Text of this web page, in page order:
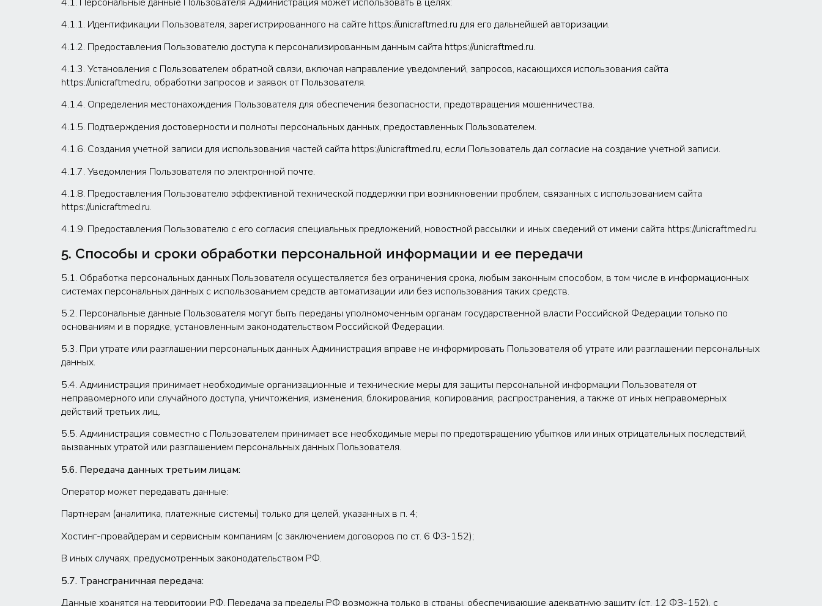
4.1.1. Идентификации Пользователя, зарегистрированного на сайте https://unicraftmed.ru для его дальнейшей авторизации.
4.1.2. Предоставления Пользователю доступа к персонализированным данным сайта https://unicraftmed.ru.
4.1.3. Установления с Пользователем обратной связи, включая направление уведомлений, запросов, касающихся использования сайта
https://unicraftmed.ru, обработки запросов и заявок от Пользователя.
4.1.4. Определения местонахождения Пользователя для обеспечения безопасности, предотвращения мошенничества.
4.1.5. Подтверждения достоверности и полноты персональных данных, предоставленных Пользователем.
4.1.6. Создания учетной записи для использования частей сайта https://unicraftmed.ru, если Пользователь дал согласие на создание учетной записи.
4.1.7. Уведомления Пользователя по электронной почте.
4.1.8. Предоставления Пользователю эффективной технической поддержки при возникновении проблем, связанных с использованием сайта
https://unicraftmed.ru.
4.1.9. Предоставления Пользователю с его согласия специальных предложений, новостной рассылки и иных сведений от имени сайта https://unicraftmed.ru.
5. Способы и сроки обработки персональной информации и ее передачи
5.1. Обработка персональных данных Пользователя осуществляется без ограничения срока, любым законным способом, в том числе в информационных
системах персональных данных с использованием средств автоматизации или без использования таких средств.
5.2. Персональные данные Пользователя могут быть переданы уполномоченным органам государственной власти Российской Федерации только по
основаниям и в порядке, установленным законодательством Российской Федерации.
5.3. При утрате или разглашении персональных данных Администрация вправе не информировать Пользователя об утрате или разглашении персональных
данных.
5.4. Администрация принимает необходимые организационные и технические меры для защиты персональной информации Пользователя от
неправомерного или случайного доступа, уничтожения, изменения, блокирования, копирования, распространения, а также от иных неправомерных
действий третьих лиц.
5.5. Администрация совместно с Пользователем принимает все необходимые меры по предотвращению убытков или иных отрицательных последствий,
вызванных утратой или разглашением персональных данных Пользователя.
5.6. Передача данных третьим лицам:
Оператор может передавать данные:
Партнерам (аналитика, платежные системы) только для целей, указанных в п. 4;
Хостинг-провайдерам и сервисным компаниям (с заключением договоров по ст. 6 ФЗ-152);
В иных случаях, предусмотренных законодательством РФ.
5.7. Трансграничная передача:
Данные хранятся на территории РФ. Передача за пределы РФ возможна только в страны, обеспечивающие адекватную защиту (ст. 12 ФЗ-152), с